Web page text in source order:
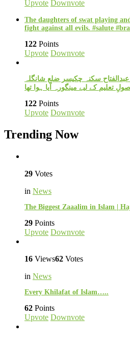
Upvote Downvote
The daughters of swat playing
fight against all evils. #salute
122 Points
Upvote Downvote
سکنہ چکیسر ضلع شانگلہ
تعلیم کے لیے مینگورہ آیا ہوا تھا
122 Points
Upvote Downvote
Trending Now
29 Votes
in News
The Biggest Zaaalim in Islam |
29 Points
Upvote Downvote
16 Views62 Votes
in News
Every Khilafat of Islam…..
62 Points
Upvote Downvote